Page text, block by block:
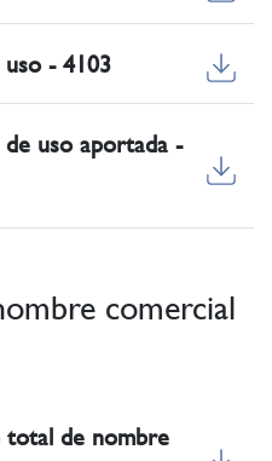
- 4103
uso aportada -
comercial
total de nombre